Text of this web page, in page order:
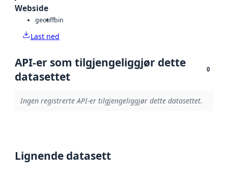
Webside
geotiffbin
Last ned
API-er som tilgjengeliggjør dette
datasettet
0
Ingen registrerte API-er tilgjengeliggjør dette datasettet.
Lignende datasett